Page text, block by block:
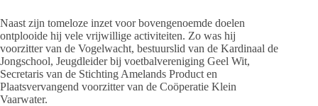
Naast zijn tomeloze inzet voor bovengenoemde doelen
ontplooide hij vele vrijwillige activiteiten. Zo was hij
voorzitter van de Vogelwacht, bestuurslid van de Kardinaal de
Jongschool, Jeugdleider bij voetbalvereniging Geel Wit,
Secretaris van de Stichting Amelands Product en
Plaatsvervangend voorzitter van de Coöperatie Klein
Vaarwater.